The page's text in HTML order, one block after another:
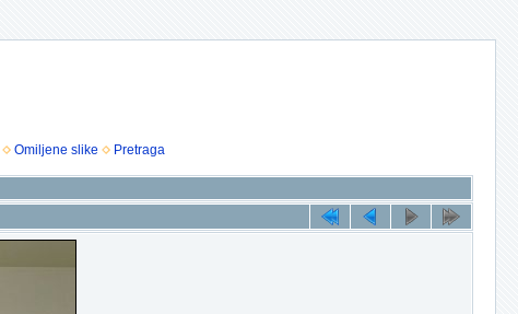
Omiljene slike Pretraga